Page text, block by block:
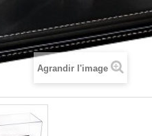
Agrandir l'image